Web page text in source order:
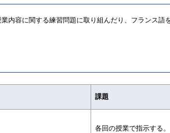
容に関する練習問題に取り組んだり、フランス語
課題
各回の授業で指示する。